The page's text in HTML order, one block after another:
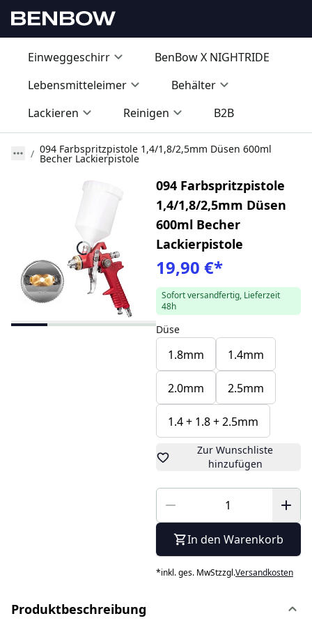
Einweggeschirr
BenBow X NIGHTRIDE
Lebensmitteleimer
Behälter
Lackieren
Reinigen B2B
094 Farbspritzpistole 1,4/1,8/2,5mm Düsen 600ml
Becher Lackierpistole
094 Farbspritzpistole
1,4/1,8/2,5mm Düsen
600ml Becher
Lackierpistole
19,90 €*
Sofort versandfertig, Lieferzeit
48h
Düse
1.8mm 1.4mm
2.0mm 2.5mm
1.4 + 1.8 + 2.5mm
Zur Wunschliste
hinzufügen
In den Warenkorb
*inkl. ges. MwStzzgl.Versandkosten
Produktbeschreibung